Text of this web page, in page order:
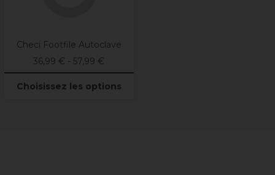
Checi Footfile Autoclave
36,99 € - 57,99 €
Choisissez les options